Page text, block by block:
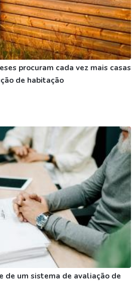
procuram cada vez mais casas
de habitação
de um sistema de avaliação de